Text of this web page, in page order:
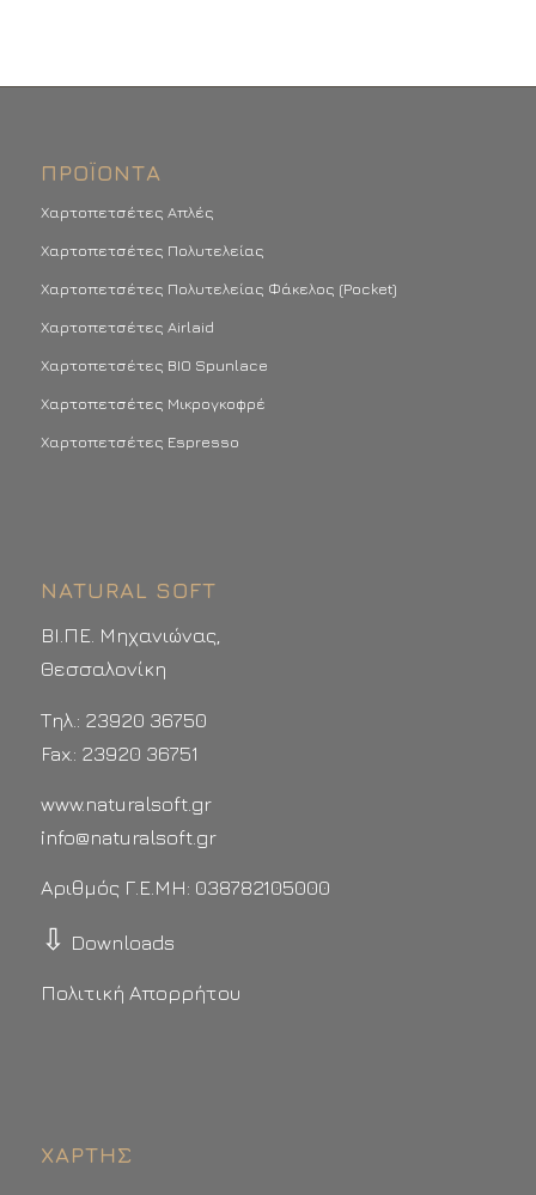
ΠΡΟΪΌΝΤΑ
Χαρτοπετσέτες Απλές
Χαρτοπετσέτες Πολυτελείας
Χαρτοπετσέτες Πολυτελείας Φάκελος (Pocket)
Χαρτοπετσέτες Airlaid
Χαρτοπετσέτες BIO Spunlace
Χαρτοπετσέτες Μικρογκοφρέ
Χαρτοπετσέτες Espresso
NATURAL SOFT
ΒΙ.ΠΕ. Μηχανιώνας,
Θεσσαλονίκη
Τηλ.: 23920 36750
Fax.: 23920 36751
www.naturalsoft.gr
info@naturalsoft.gr
Αριθμός Γ.Ε.ΜΗ: 038782105000
⇩ Downloads
Πολιτική Απορρήτου
ΧΆΡΤΗΣ